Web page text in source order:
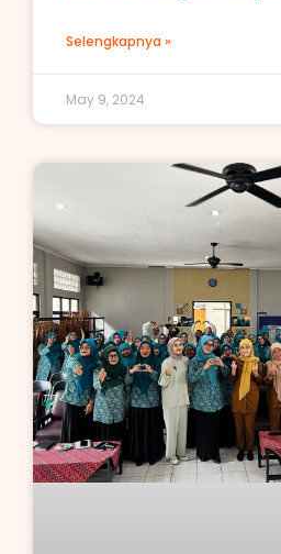
Selengkapnya »
May 9, 2024